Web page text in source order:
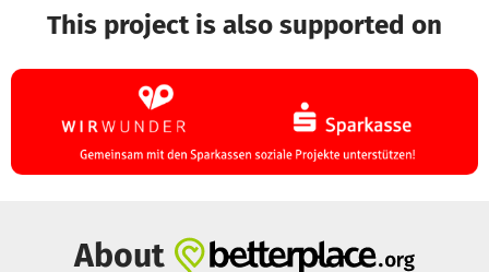
This project is also supported on
About